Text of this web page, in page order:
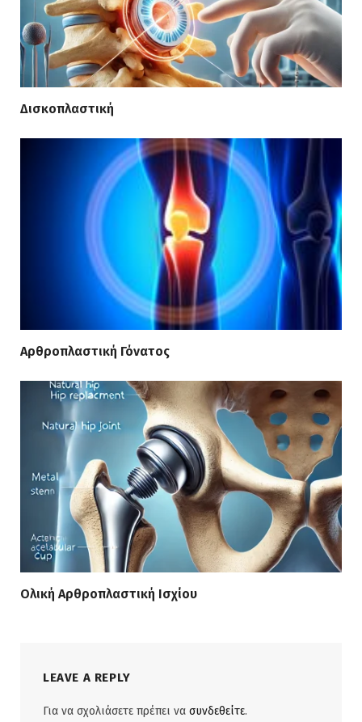
Δισκοπλαστική
Αρθροπλαστική Γόνατος
Ολική Αρθροπλαστική Ισχίου
LEAVE A REPLY
Για να σχολιάσετε πρέπει να συνδεθείτε.